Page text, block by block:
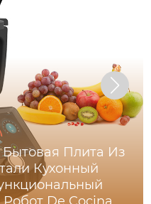
Плита Из
Кухонный